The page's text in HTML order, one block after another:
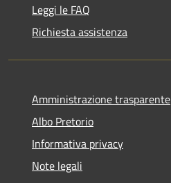
Leggi le FAQ
Richiesta assistenza
Amministrazione trasparente
Albo Pretorio
Informativa privacy
Note legali